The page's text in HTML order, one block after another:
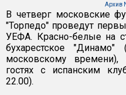
Архив
В четверг московские
"Торпедо" проведут
УЕФА. Красно-белые на
бухарестское
московскому
гостях с испанским
22.00).